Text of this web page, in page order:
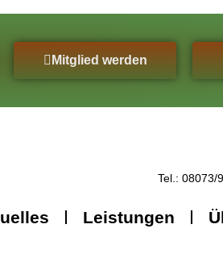
Mitglied werden
Tel.: 08073/
Leistungen